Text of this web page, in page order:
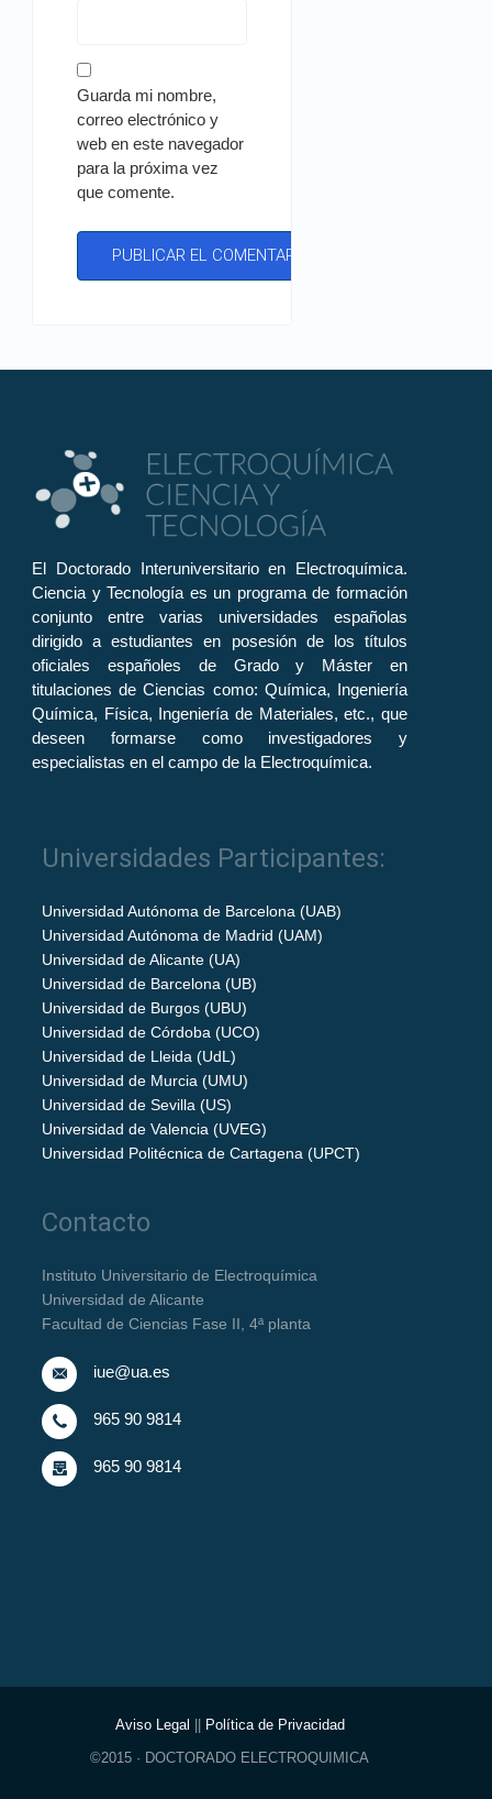
Guarda mi nombre,
correo electrónico y
web en este navegador
para la próxima vez
que comente.
El Doctorado Interuniversitario en Electroquímica.
Ciencia y Tecnología es un programa de formación
conjunto entre varias universidades españolas
dirigido a estudiantes en posesión de los títulos
oficiales españoles de Grado y Máster en
titulaciones de Ciencias como: Química, Ingeniería
Química, Física, Ingeniería de Materiales, etc., que
deseen formarse como investigadores y
especialistas en el campo de la Electroquímica.
Universidades Participantes:
Universidad Autónoma de Barcelona (UAB)
Universidad Autónoma de Madrid (UAM)
Universidad de Alicante (UA)
Universidad de Barcelona (UB)
Universidad de Burgos (UBU)
Universidad de Córdoba (UCO)
Universidad de Lleida (UdL)
Universidad de Murcia (UMU)
Universidad de Sevilla (US)
Universidad de Valencia (UVEG)
Universidad Politécnica de Cartagena (UPCT)
Contacto
Instituto Universitario de Electroquímica
Universidad de Alicante
Facultad de Ciencias Fase II, 4ª planta
iue@ua.es
965 90 9814
965 90 9814
Aviso Legal
Política de Privacidad
©2015 · DOCTORADO ELECTROQUIMICA